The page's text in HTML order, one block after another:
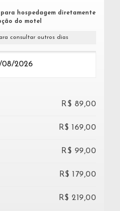
para hospedagem diretamente
do motel
consultar outros dias
R$ 89,00
R$ 169,00
R$ 99,00
R$ 179,00
R$ 219,00